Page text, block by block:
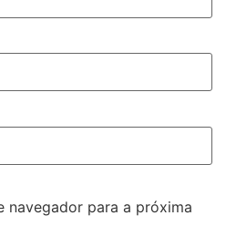
navegador para a próxima